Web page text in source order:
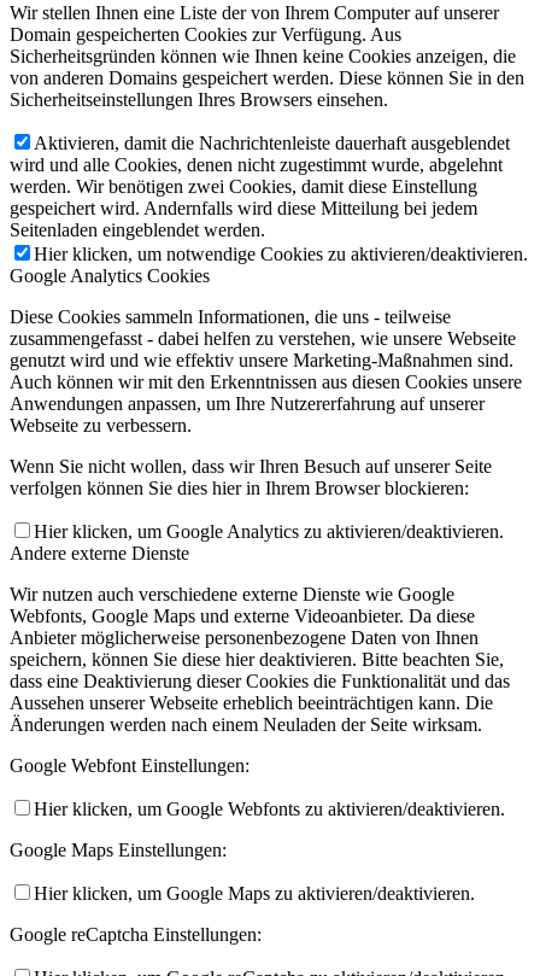
Wir stellen Ihnen eine Liste der von Ihrem Computer auf unserer
Domain gespeicherten Cookies zur Verfügung. Aus
Sicherheitsgründen können wie Ihnen keine Cookies anzeigen, die
von anderen Domains gespeichert werden. Diese können Sie in den
Sicherheitseinstellungen Ihres Browsers einsehen.
Aktivieren, damit die Nachrichtenleiste dauerhaft ausgeblendet
wird und alle Cookies, denen nicht zugestimmt wurde, abgelehnt
werden. Wir benötigen zwei Cookies, damit diese Einstellung
gespeichert wird. Andernfalls wird diese Mitteilung bei jedem
Seitenladen eingeblendet werden.
Hier klicken, um notwendige Cookies zu aktivieren/deaktivieren.
Google Analytics Cookies
Diese Cookies sammeln Informationen, die uns - teilweise
zusammengefasst - dabei helfen zu verstehen, wie unsere Webseite
genutzt wird und wie effektiv unsere Marketing-Maßnahmen sind.
Auch können wir mit den Erkenntnissen aus diesen Cookies unsere
Anwendungen anpassen, um Ihre Nutzererfahrung auf unserer
Webseite zu verbessern.
Wenn Sie nicht wollen, dass wir Ihren Besuch auf unserer Seite
verfolgen können Sie dies hier in Ihrem Browser blockieren:
Hier klicken, um Google Analytics zu aktivieren/deaktivieren.
Andere externe Dienste
Wir nutzen auch verschiedene externe Dienste wie Google
Webfonts, Google Maps und externe Videoanbieter. Da diese
Anbieter möglicherweise personenbezogene Daten von Ihnen
speichern, können Sie diese hier deaktivieren. Bitte beachten Sie,
dass eine Deaktivierung dieser Cookies die Funktionalität und das
Aussehen unserer Webseite erheblich beeinträchtigen kann. Die
Änderungen werden nach einem Neuladen der Seite wirksam.
Google Webfont Einstellungen:
Hier klicken, um Google Webfonts zu aktivieren/deaktivieren.
Google Maps Einstellungen:
Hier klicken, um Google Maps zu aktivieren/deaktivieren.
Google reCaptcha Einstellungen: